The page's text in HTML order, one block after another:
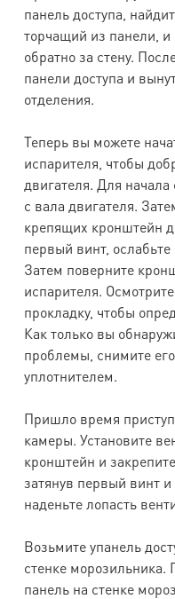
панель доступа,
торчащий из панели, и
обратно за стену.
панели доступа и
отделения.
Теперь вы можете
испарителя, чтобы
двигателя. Для
с вала двигателя.
крепящих кронштейн
первый винт,
Затем поверните
испарителя.
прокладку, чтобы
Как только вы
проблемы, снимите
уплотнителем.
Пришло время
камеры. Установите
кронштейн и
затянув первый винт
наденьте лопасть
Возьмите упанель
стенке морозильника.
панель на стенке